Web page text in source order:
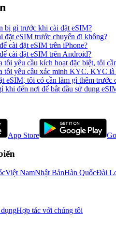
bị gì trước khi cài đặt eSIM?
đặt eSIM trước chuyến đi không?
cài đặt eSIM trên iPhone?
cài đặt eSIM trên Android?
tôi yêu cầu kích hoạt đặc biệt, tôi
tôi yêu cầu xác minh KYC. KYC là
eSIM, tôi có cần làm gì thêm trước
khi đến nơi để bắt đầu sử dụng
App Store
Việt NamNhật BảnHàn QuốcĐài
Hợp tác với chúng tôi